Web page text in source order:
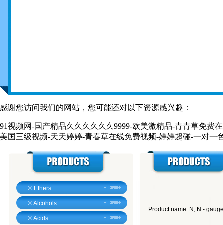
感谢您访问我们的网站，您可能还对以下资源感兴趣：
91视频网-国产精品久久久久久久9999-欧美激精品-青青草免费
美国三级视频-天天婷婷-青春草在线免费视频-婷婷超碰-一对一
※ Ethers
※Alcohols
※Acids
Product name: N, N -